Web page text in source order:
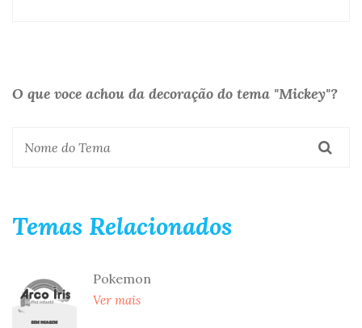
O que voce achou da decoração do tema "Mickey"?
Temas Relacionados
Pokemon
Ver mais